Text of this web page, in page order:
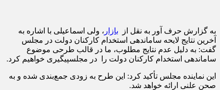
به گزارش حرف آور به نقل از بازار ، ولی اسماعیلی با اشاره به
آخرین نتایج لایحه ساماندهی استخدام کارکنان دولت در مجلس
گفت: به دلیل عدم نتایج مطلوب، ما در قالب طرحی موضوع
ساماندهی استخدام کارکنان دولت را در مجلسپیگیری خواهیم کرد.
این نماینده مجلس تأکید کرد: این طرح به زودی جمع‌بندی شده و به
صحن علنی ارائه خواهد شد.